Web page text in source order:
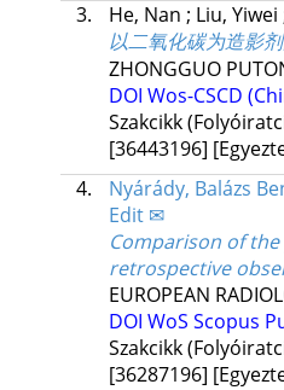
3.
He, Nan ; Liu, Yiwei
以二氧化碳为造影
ZHONGGUO
DOI Wos-CSCD
Szakcikk
[36443196]
4.
Nyárády, Balázs
Edit ✉
Comparison of
retrospective
EUROPEAN
DOI WoS Scopus
Szakcikk
[36287196]